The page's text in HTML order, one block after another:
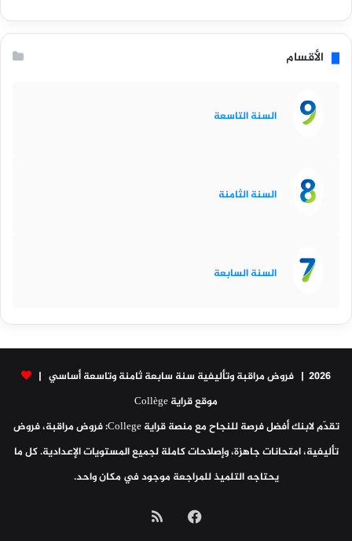
الأقسام
السنة التاسعة
السنة الثامنة
السنة السابعة
2026 | فروض مراقبة وتأليفية سنة سابعة ثامنة وتاسعة أساسي |
موقع قراية Collège
تقدّم لابنك أفضل فرصة للنجاح مع منصة قراية College: فروض مراقبة، فروض
تأليفية، امتحانات جاهزة، وإصلاحات كاملة لجميع المستويات الإعدادية. كل ما
يحتاجه التلميذ للمراجعة موجود في مكان واحد.
فيسبوك